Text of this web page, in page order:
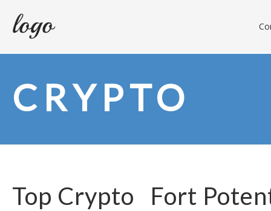
CRYPTO
Top Crypto Fort